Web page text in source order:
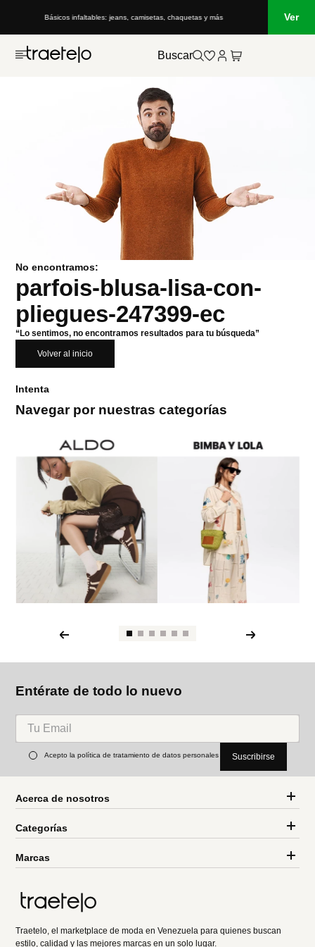
Básicos infaltables: jeans, camisetas, chaquetas y más Ver
Buscar
No encontramos:
parfois-blusa-lisa-con-
pliegues-247399-ec
“Lo sentimos, no encontramos resultados para tu búsqueda”
Volver al inicio
Intenta
Navegar por nuestras categorías
Entérate de todo lo nuevo
Acepto la política de tratamiento de datos personales Suscribirse
Acerca de nosotros
Categorías
Marcas
Traetelo, el marketplace de moda en Venezuela para quienes buscan
estilo, calidad y las mejores marcas en un solo lugar.